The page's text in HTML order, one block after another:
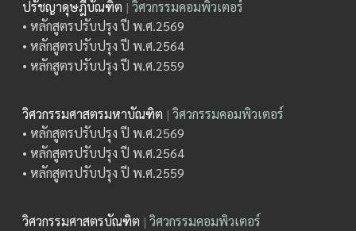
ปรัชญาดุษฎีบัณฑิต | วิศวกรรมคอมพิวเตอร์
• หลักสูตรปรับปรุง ปี พ.ศ.2569
• หลักสูตรปรับปรุง ปี พ.ศ.2564
• หลักสูตรปรับปรุง ปี พ.ศ.2559
วิศวกรรมศาสตรมหาบัณฑิต | วิศวกรรมคอมพิวเตอร์
• หลักสูตรปรับปรุง ปี พ.ศ.2569
• หลักสูตรปรับปรุง ปี พ.ศ.2564
• หลักสูตรปรับปรุง ปี พ.ศ.2559
วิศวกรรมศาสตรบัณฑิต | วิศวกรรมคอมพิวเตอร์